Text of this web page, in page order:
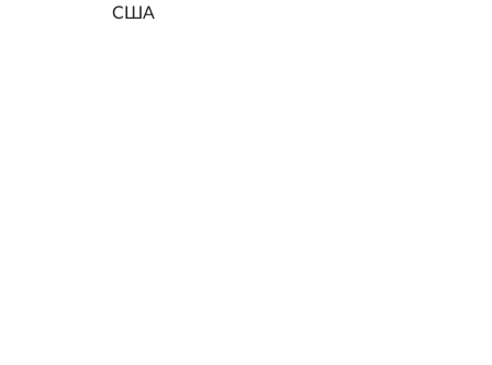
США